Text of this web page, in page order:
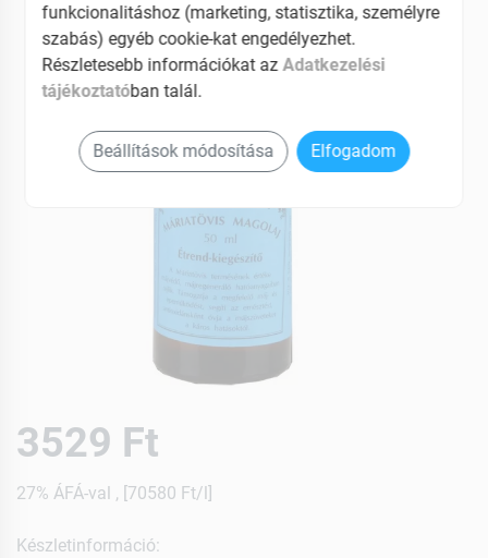
3529 Ft
27% ÁFÁ-val , [70580 Ft/l]
Készletinformáció:
funkcionalitáshoz (marketing, statisztika, személyre
szabás) egyéb cookie-kat engedélyezhet.
Részletesebb információkat azAdatkezelési
tájékoztatóban talál.
Beállítások módosítása Elfogadom